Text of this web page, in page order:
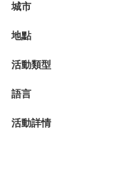
城市
地點
活動類型
語言
活動詳情